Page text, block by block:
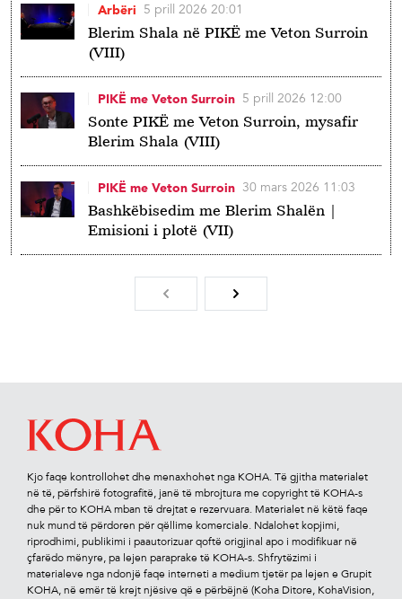
Blerim Shala në PIKË me Veton Surroin
(VIII)
Arbëri 5 prill 2026 20:01
Sonte PIKË me Veton Surroin, mysafir
Blerim Shala (VIII)
PIKË me Veton Surroin 5 prill 2026 12:00
Bashkëbisedim me Blerim Shalën |
Emisioni i plotë (VII)
PIKË me Veton Surroin 30 mars 2026 11:03
Kjo faqe kontrollohet dhe menaxhohet nga KOHA. Të gjitha materialet
në të, përfshirë fotograﬁtë, janë të mbrojtura me copyright të KOHA-s
dhe për to KOHA mban të drejtat e rezervuara. Materialet në këtë faqe
nuk mund të përdoren për qëllime komerciale. Ndalohet kopjimi,
riprodhimi, publikimi i paautorizuar qoftë origjinal apo i modiﬁkuar në
çfarëdo mënyre, pa lejen paraprake të KOHA-s. Shfrytëzimi i
materialeve nga ndonjë faqe interneti a medium tjetër pa lejen e Grupit
KOHA, në emër të krejt njësive që e përbëjnë (Koha Ditore, KohaVision,